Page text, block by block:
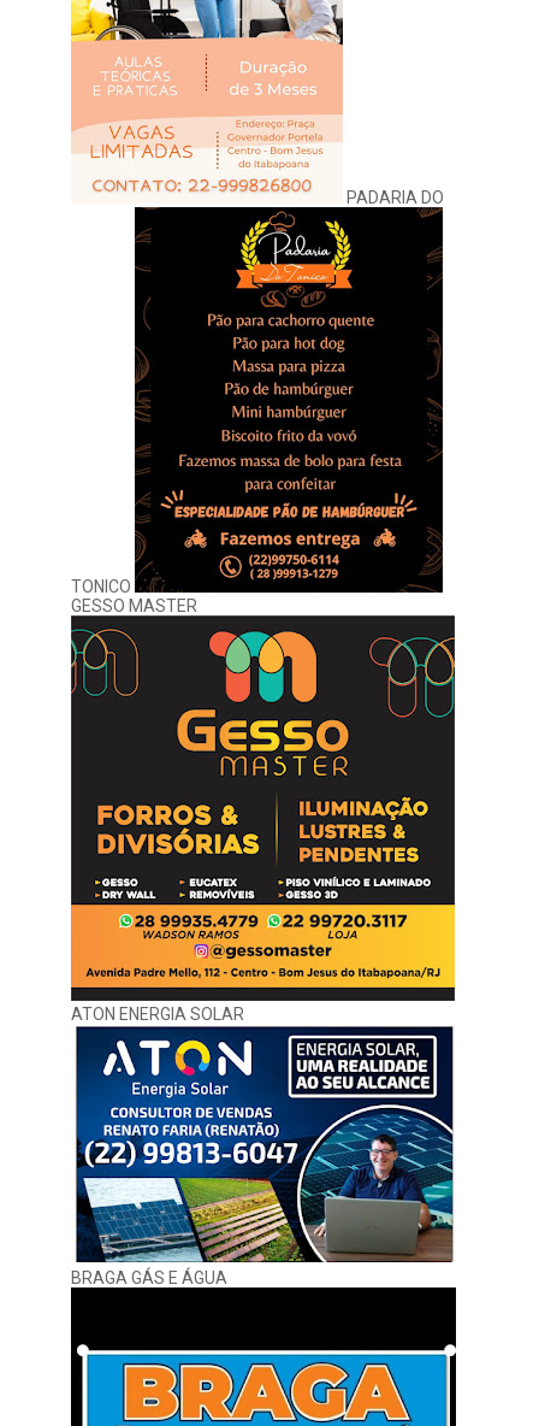
PADARIA DO
TONICO
GESSO MASTER
ATON ENERGIA SOLAR
BRAGA GÁS E ÁGUA